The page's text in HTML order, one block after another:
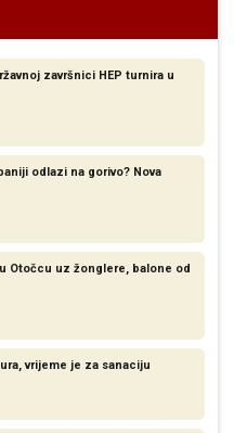
završnici HEP turnira u
odlazi na gorivo? Nova
Otočcu uz žonglere, balone od
vrijeme je za sanaciju